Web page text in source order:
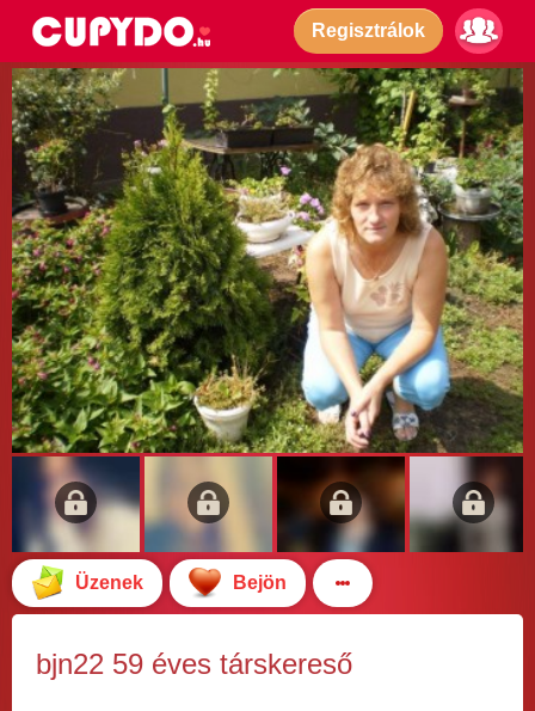
Regisztrálok
Üzenek Bejön
bjn22 59 éves társkereső